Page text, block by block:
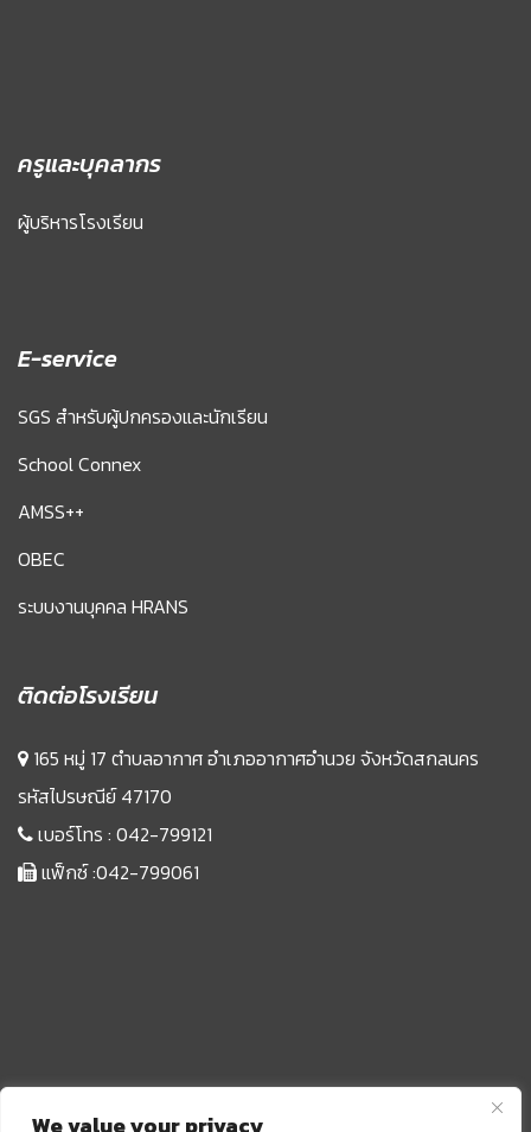
We value your privacy
ครูและบุคลากร
ผู้บริหารโรงเรียน
E-service
SGS สำหรับผู้ปกครองและนักเรียน
School Connex
AMSS++
OBEC
ระบบงานบุคคล HRANS
ติดต่อโรงเรียน
165 หมู่ 17 ตำบลอากาศ อำเภออากาศอำนวย จังหวัดสกลนคร
รหัสไปรษณีย์ 47170
เบอร์โทร : 042-799121
แฟ็กซ์ :042-799061